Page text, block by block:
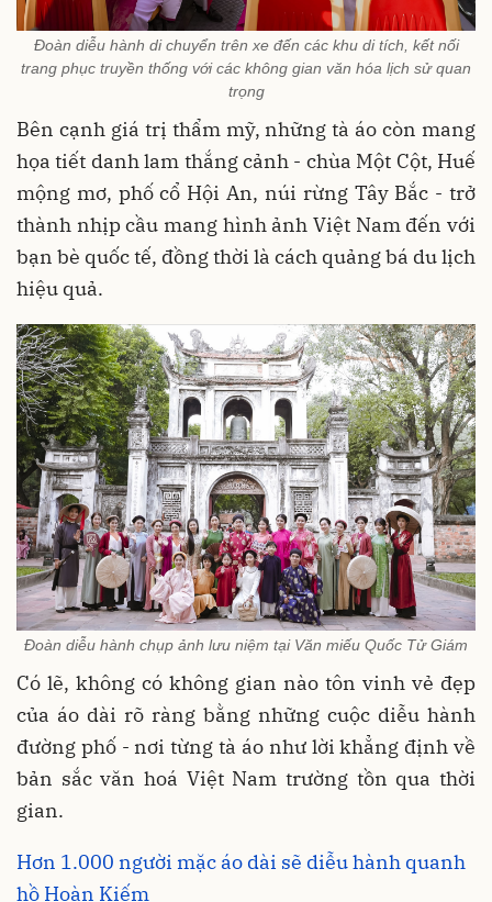
Đoàn diễu hành di chuyển trên xe đến các khu di tích, kết nối
trang phục truyền thống với các không gian văn hóa lịch sử quan
trọng
Bên cạnh giá trị thẩm mỹ, những tà áo còn mang
họa tiết danh lam thắng cảnh - chùa Một Cột, Huế
mộng mơ, phố cổ Hội An, núi rừng Tây Bắc - trở
thành nhịp cầu mang hình ảnh Việt Nam đến với
bạn bè quốc tế, đồng thời là cách quảng bá du lịch
hiệu quả.
Đoàn diễu hành chụp ảnh lưu niệm tại Văn miếu Quốc Tử Giám
Có lẽ, không có không gian nào tôn vinh vẻ đẹp
của áo dài rõ ràng bằng những cuộc diễu hành
đường phố - nơi từng tà áo như lời khẳng định về
bản sắc văn hoá Việt Nam trường tồn qua thời
gian.
Hơn 1.000 người mặc áo dài sẽ diễu hành quanh
hồ Hoàn Kiếm